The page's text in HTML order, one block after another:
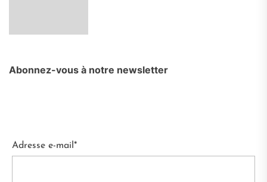
Abonnez-vous à notre newsletter
Adresse e-mail*